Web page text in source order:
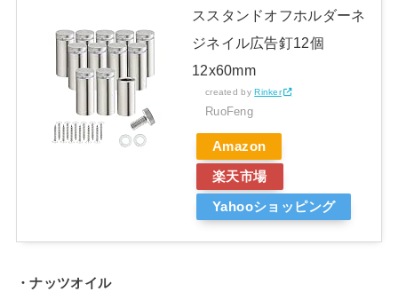
ススタンドオフホルダーネ
ジネイル広告釘12個
12x60mm
created byRinker
RuoFeng
Amazon
楽天市場
Yahooショッピング
・ナッツオイル